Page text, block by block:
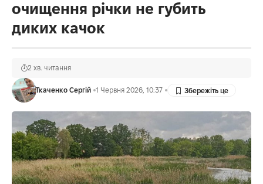
очищення річки не губить
диких качок
Ткаченко Сергій 1 Червня 2026, 10:37
2 хв. читання